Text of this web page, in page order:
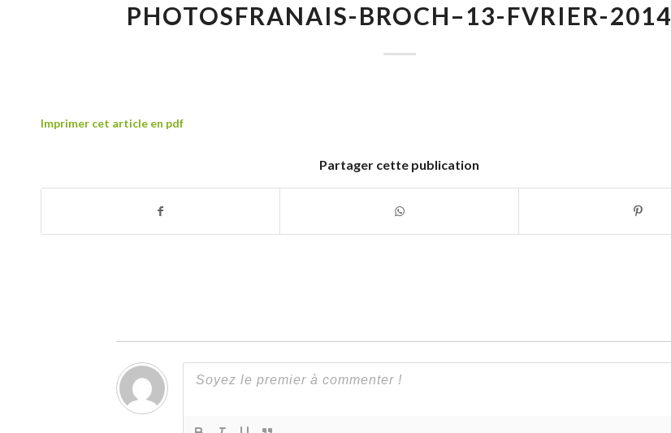
PHOTOSFRANAIS-BROCH–13-FVRIER-2014
Imprimer cet article en pdf
Partager cette publication